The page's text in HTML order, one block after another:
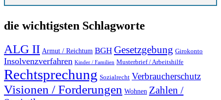
die wichtigsten Schlagworte
ALG II Armut / Reichtum BGH Gesetzgebung Girokonto
Insolvenzverfahren Kinder / Familien Musterbrief / Arbeitshilfe
Rechtsprechung Sozialrecht Verbraucherschutz
Visionen / Forderungen Wohnen Zahlen /